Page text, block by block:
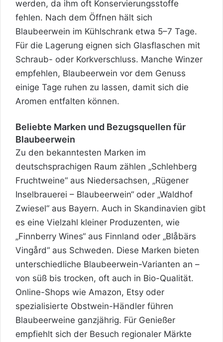
werden, da ihm oft Konservierungsstoffe
fehlen. Nach dem Öffnen hält sich
Blaubeerwein im Kühlschrank etwa 5–7 Tage.
Für die Lagerung eignen sich Glasflaschen mit
Schraub- oder Korkverschluss. Manche Winzer
empfehlen, Blaubeerwein vor dem Genuss
einige Tage ruhen zu lassen, damit sich die
Aromen entfalten können.
Beliebte Marken und Bezugsquellen für
Blaubeerwein
Zu den bekanntesten Marken im
deutschsprachigen Raum zählen „Schlehberg
Fruchtweine“ aus Niedersachsen, „Rügener
Inselbrauerei – Blaubeerwein“ oder „Waldhof
Zwiesel“ aus Bayern. Auch in Skandinavien gibt
es eine Vielzahl kleiner Produzenten, wie
„Finnberry Wines“ aus Finnland oder „Blåbärs
Vingård“ aus Schweden. Diese Marken bieten
unterschiedliche Blaubeerwein-Varianten an –
von süß bis trocken, oft auch in Bio-Qualität.
Online-Shops wie Amazon, Etsy oder
spezialisierte Obstwein-Händler führen
Blaubeerweine ganzjährig. Für Genießer
empfiehlt sich der Besuch regionaler Märkte